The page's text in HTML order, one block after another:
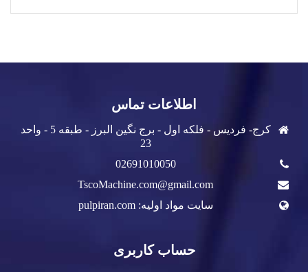
اطلاعات تماس
کرج- فردیس - فلکه اول - برج نگین البرز - طبقه 5 - واحد
23
02691010050
TscoMachine.com@gmail.com
سایت مواد اولیه: pulpiran.com
حساب کاربری